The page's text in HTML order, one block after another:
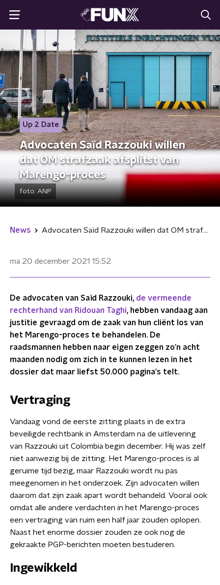
Up 2 Date
Advocaten Saïd Razzouki willen
dat OM strafzaak afsplitst van
Marengo-proces
foto: ANP
News Advocaten Saïd Razzouki willen dat OM strafzaak afsplitst van Marengo-proces
ma 20 december 2021 15:52
De advocaten van Saïd Razzouki, de vermeende
rechterhand van Ridouan Taghi, hebben vandaag aan
justitie gevraagd om de zaak van hun cliënt los van
het Marengo-proces te behandelen. De
raadsmannen hebben naar eigen zeggen zo'n acht
maanden nodig om zich in te kunnen lezen in het
dossier dat maar liefst 50.000 pagina's telt.
Vertraging
Vandaag vond de eerste zitting plaats in de extra
beveiligde rechtbank in Amsterdam na de uitlevering
van Razzouki uit Colombia begin december. Hij was zelf
niet aanwezig bij de zitting. Het Marengo-proces is al
geruime tijd bezig, maar Razzouki wordt nu pas
meegenomen in het onderzoek. Zijn advocaten willen
daarom dat zijn zaak apart wordt behandeld. Vooral ook
omdat alle andere verdachten in het Marengo-proces
een vertraging van ruim een half jaar zouden oplopen.
Naast het enorme dossier zouden ze ook nog de
gekraakte PGP-berichten moeten bestuderen.
Ingewikkeld